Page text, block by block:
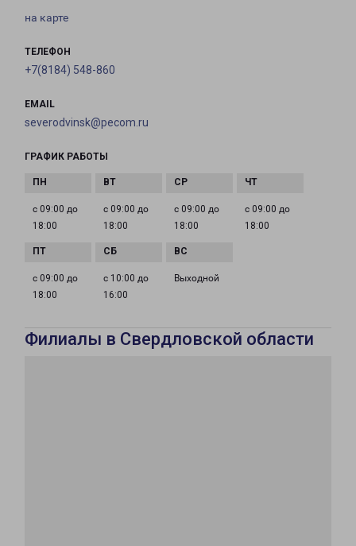
на карте
ТЕЛЕФОН
+7(8184) 548-860
EMAIL
severodvinsk@pecom.ru
ГРАФИК РАБОТЫ
с 09:00 до
18:00
с 09:00 до
18:00
с 09:00 до
18:00
с 09:00 до
18:00
с 09:00 до
18:00
с 10:00 до
16:00
Выходной
Филиалы в Свердловской области